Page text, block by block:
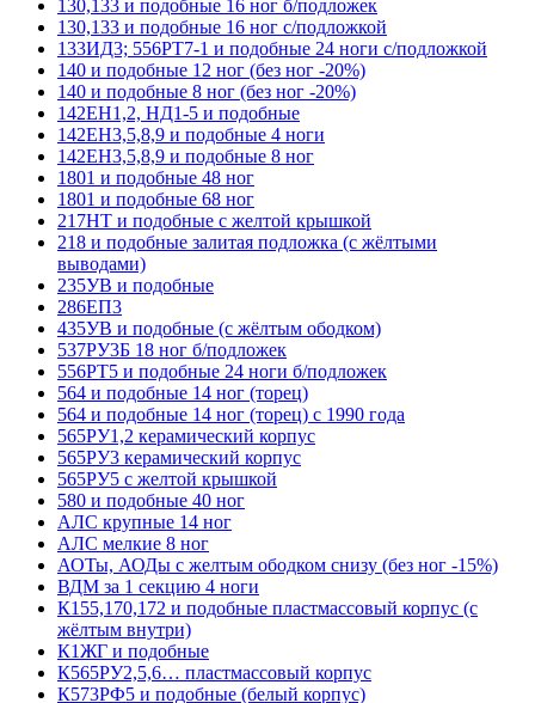
130,133 и подобные 16 ног б/подложек
130,133 и подобные 16 ног с/подложкой
133ИД3; 556РТ7-1 и подобные 24 ноги с/подложкой
140 и подобные 12 ног (без ног -20%)
140 и подобные 8 ног (без ног -20%)
142ЕН1,2, НД1-5 и подобные
142ЕН3,5,8,9 и подобные 4 ноги
142ЕН3,5,8,9 и подобные 8 ног
1801 и подобные 48 ног
1801 и подобные 68 ног
217НТ и подобные с желтой крышкой
218 и подобные залитая подложка (с жёлтыми
выводами)
235УВ и подобные
286ЕП3
435УВ и подобные (с жёлтым ободком)
537РУ3Б 18 ног б/подложек
556РТ5 и подобные 24 ноги б/подложек
564 и подобные 14 ног (торец)
564 и подобные 14 ног (торец) с 1990 года
565РУ1,2 керамический корпус
565РУ3 керамический корпус
565РУ5 с желтой крышкой
580 и подобные 40 ног
АЛС крупные 14 ног
АЛС мелкие 8 ног
АОТы, АОДы с желтым ободком снизу (без ног -15%)
ВДМ за 1 секцию 4 ноги
К155,170,172 и подобные пластмассовый корпус (с
жёлтым внутри)
К1ЖГ и подобные
К565РУ2,5,6… пластмассовый корпус
К573РФ5 и подобные (белый корпус)